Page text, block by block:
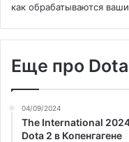
как обрабатываются
Еще про
04/09/2024
The International
Dota 2 в Копенгагене